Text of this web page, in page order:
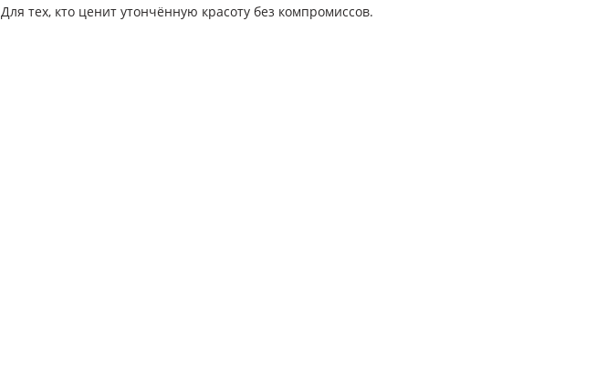
Для тех, кто ценит утончённую красоту без компромиссов.